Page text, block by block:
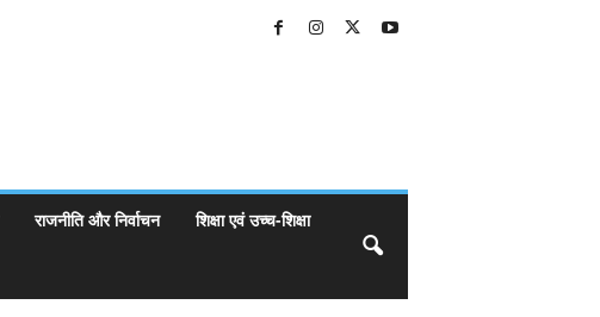
राजनीति और निर्वाचन शिक्षा एवं उच्च-शिक्षा